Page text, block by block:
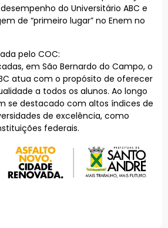
do Universitário ABC e
de “primeiro lugar” no Enem no
pelo COC:
em São Bernardo do Campo, o
atua com o propósito de oferecer
a todos os alunos. Ao longo
se destacado com altos índices de
de excelência, como
federais.